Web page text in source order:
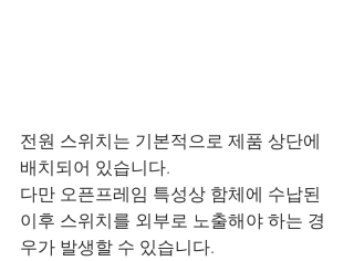
전원 스위치는 기본적으로 제품 상단에
배치되어 있습니다.
다만 오픈프레임 특성상 함체에 수납된
이후 스위치를 외부로 노출해야 하는 경
우가 발생할 수 있습니다.